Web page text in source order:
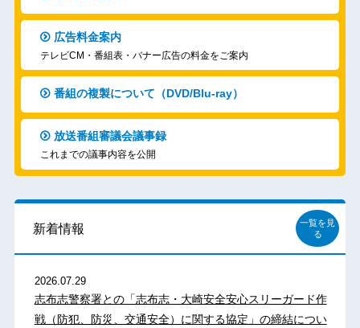
広告料金案内
テレビCM・番組表・バナー広告の料金をご案内
番組の複製について（DVD/Blu-ray）
放送番組審議会議事録
これまでの議事内容を公開
新着情報
一覧を見
る
2026.07.29
志布志警察署との「志布志・大崎安全安心スリーガード作
戦（防犯、防災、交通安全）に関する協定」の締結につい